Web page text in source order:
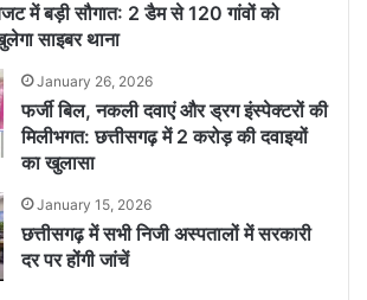
में बड़ी सौगात: 2 डैम से 120 गांवों को
साइबर थाना
January 26, 2026
फर्जी बिल, नकली दवाएं और ड्रग इंस्पेक्टरों की
मिलीभगत: छत्तीसगढ़ में 2 करोड़ की दवाइयों
का खुलासा
January 15, 2026
छत्तीसगढ़ में सभी निजी अस्पतालों में सरकारी
दर पर होंगी जांचें